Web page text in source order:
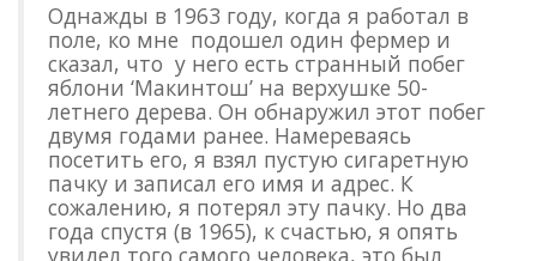
Однажды в 1963 году, когда я работал в
поле, ко мне подошел один фермер и
сказал, что у него есть странный побег
яблони ‘Макинтош’ на верхушке 50-
летнего дерева. Он обнаружил этот побег
двумя годами ранее. Намереваясь
посетить его, я взял пустую сигаретную
пачку и записал его имя и адрес. К
сожалению, я потерял эту пачку. Но два
года спустя (в 1965), к счастью, я опять
увидел того самого человека, это был